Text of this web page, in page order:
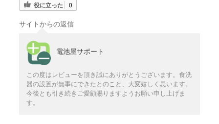
役に立った 0
サイトからの返信
電池屋サポート
この度はレビューを頂き誠にありがとうございます。食洗
器の設置が無事にできたとのこと、大変嬉しく思います。
今後とも引き続きご愛顧賜りますようお願い申し上げま
す。